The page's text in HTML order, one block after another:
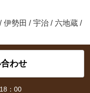
/ 伊勢田 / 宇治 / 六地蔵 /
わせ
：00